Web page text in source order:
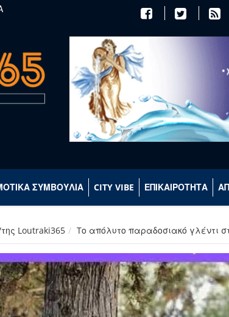
ΣΥΜΒΟΥΛΙΑ CITY VIBE ΕΠΙΚΑΙΡΟΤΗΤΑ
Loutraki365 Tο απόλυτο παραδοσιακό γλέντι